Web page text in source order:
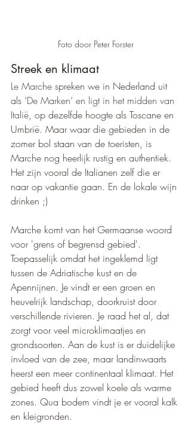
Foto door Peter Forster
Streek en klimaat
Le Marche spreken we in Nederland uit
als ‘De Marken’ en ligt in het midden van
Italië, op dezelfde hoogte als Toscane en
Umbrië. Maar waar die gebieden in de
zomer bol staan van de toeristen, is
Marche nog heerlijk rustig en authentiek.
Het zijn vooral de Italianen zelf die er
naar op vakantie gaan. En de lokale wijn
drinken ;)
Marche komt van het Germaanse woord
voor 'grens of begrensd gebied'.
Toepasselijk omdat het ingeklemd ligt
tussen de Adriatische kust en de
Apennijnen. Je vindt er een groen en
heuvelrijk landschap, doorkruist door
verschillende rivieren. Je raad het al, dat
zorgt voor veel microklimaatjes en
grondsoorten. Aan de kust is er duidelijke
invloed van de zee, maar landinwaarts
heerst een meer continentaal klimaat. Het
gebied heeft dus zowel koele als warme
zones. Qua bodem vindt je er vooral kalk
en kleigronden.